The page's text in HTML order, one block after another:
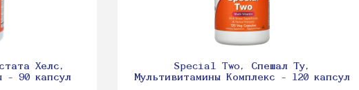
Хелс,
- 90 капсул
Special Two, Спешал Ту,
Мультивитамины Комплекс - 120 капсул